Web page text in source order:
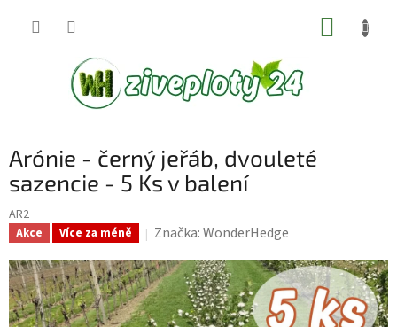
Arónie - černý jeřáb, dvouleté
sazencie - 5 Ks v balení
AR2
Akce Více za méně Značka:WonderHedge